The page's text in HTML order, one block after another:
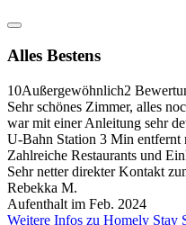
Alles Bestens
10Außergewöhnlich2
Sehr schönes Zimmer, alles
war mit einer Anleitung sehr
U-Bahn Station 3 Min entfernt
Zahlreiche Restaurants und
Sehr netter direkter Kontakt
Rebekka M.
Aufenthalt im Feb. 2024
Weitere Infos zu Homely Stay